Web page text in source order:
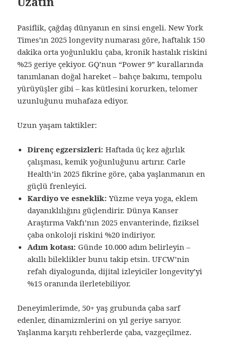
Pasiflik, çağdaş dünyanın en sinsi engeli. New York
Times’ın 2025 longevity numarası göre, haftalık 150
dakika orta yoğunluklu çaba, kronik hastalık riskini
%25 geriye çekiyor. GQ’nun “Power 9” kurallarında
tanımlanan doğal hareket – bahçe bakımı, tempolu
yürüyüşler gibi – kas kütlesini korurken, telomer
uzunluğunu muhafaza ediyor.
Uzun yaşam taktikler:
Direnç egzersizleri: Haftada üç kez ağırlık
çalışması, kemik yoğunluğunu artırır. Carle
Health’in 2025 fikrine göre, çaba yaşlanmanın en
güçlü frenleyici.
Kardiyo ve esneklik: Yüzme veya yoga, eklem
dayanıklılığını güçlendirir. Dünya Kanser
Araştırma Vakfı’nın 2025 envanterinde, fiziksel
çaba onkoloji riskini %20 indiriyor.
Adım kotası: Günde 10.000 adım belirleyin –
akıllı bileklikler bunu takip etsin. UFCW’nin
refah diyalogunda, dijital izleyiciler longevity’yi
%15 oranında ilerletebiliyor.
Deneyimlerimde, 50+ yaş grubunda çaba sarf
edenler, dinamizmlerini on yıl geriye sarıyor.
Yaşlanma karşıtı rehberlerde çaba, vazgeçilmez.